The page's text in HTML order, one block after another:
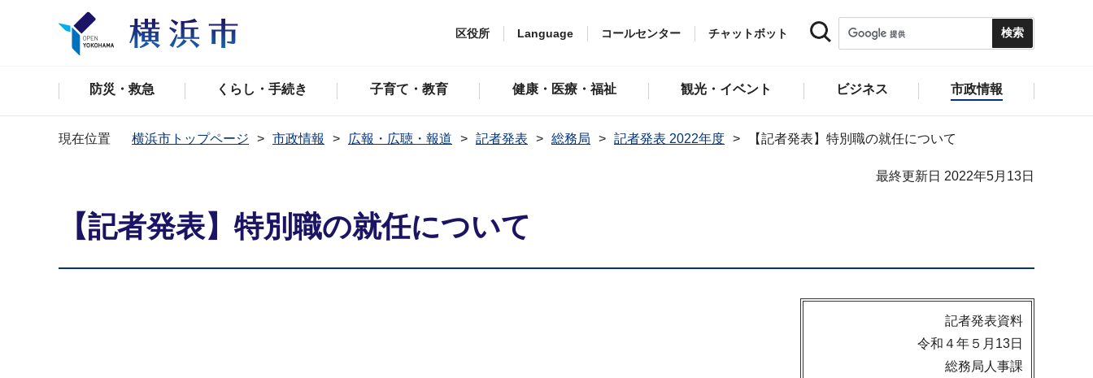
区役所 Language コールセンター チャットボット
防災・救急 くらし・手続き 子育て・教育 健康・医療・福祉 観光・イベント ビジネス 市政情報
現在位置 横浜市トップページ 市政情報 広報・広聴・報道 記者発表 総務局 記者発表 2022年度 【記者発表】特別職の就任について
最終更新日 2022年5月13日
【記者発表】特別職の就任について
記者発表資料
令和４年５月13日
総務局人事課